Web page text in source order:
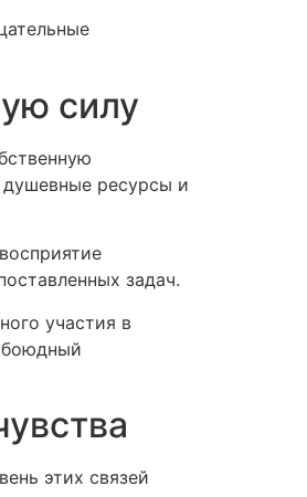
силу
ресурсы и
задач.
участия в
этих связей